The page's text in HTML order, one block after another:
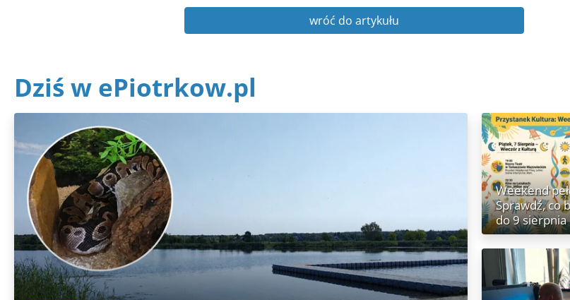
wróć do artykułu
Dziś w ePiotrkow.pl
Weekend
Sprawdź, co
do 9 sierpnia